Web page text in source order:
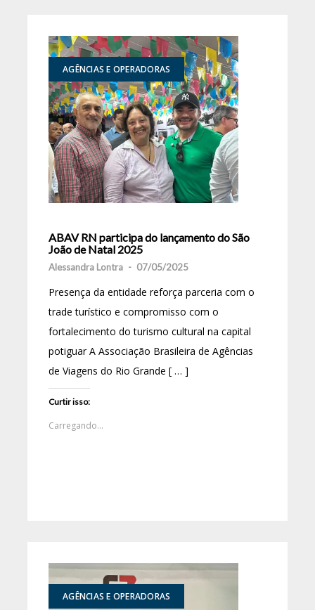
AGÊNCIAS E OPERADORAS
ABAV RN participa do lançamento do São
João de Natal 2025
Alessandra Lontra - 07/05/2025
Presença da entidade reforça parceria com o
trade turístico e compromisso com o
fortalecimento do turismo cultural na capital
potiguar A Associação Brasileira de Agências
de Viagens do Rio Grande [ … ]
Curtir isso:
Carregando...
AGÊNCIAS E OPERADORAS